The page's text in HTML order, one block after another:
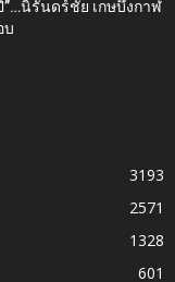
”…นิรันดร์ชัย เกษบึงกาฬ
บ
3193
2571
1328
601